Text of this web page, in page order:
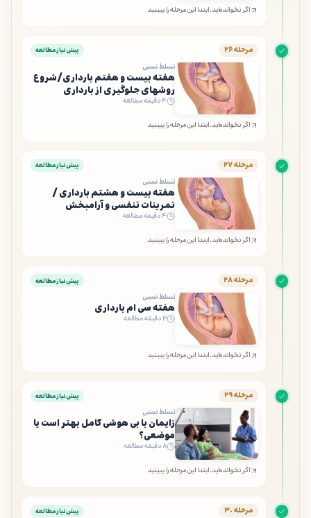
اگر نخوانده‌اید، ابتدا این مرحله را ببینید
مرحله ۲۶ پیش‌نیاز مطالعه
تسلط نسبی
هفته بیست و هفتم بارداری/شروع
روشهای جلوگیری از بارداری
۴ دقیقه مطالعه
اگر نخوانده‌اید، ابتدا این مرحله را ببینید
مرحله ۲۷ پیش‌نیاز مطالعه
تسلط نسبی
هفته بیست و هشتم بارداری /
تمرینات تنفسی و آرامبخش
۴ دقیقه مطالعه
اگر نخوانده‌اید، ابتدا این مرحله را ببینید
مرحله ۲۸ پیش‌نیاز مطالعه
تسلط نسبی
هفته سی ام بارداری
۳ دقیقه مطالعه
اگر نخوانده‌اید، ابتدا این مرحله را ببینید
مرحله ۲۹ پیش‌نیاز مطالعه
تسلط نسبی
زایمان با بی هوشی کامل بهتر است یا
موضعی؟
۸ دقیقه مطالعه
اگر نخوانده‌اید، ابتدا این مرحله را ببینید
مرحله ۳۰ پیش‌نیاز مطالعه